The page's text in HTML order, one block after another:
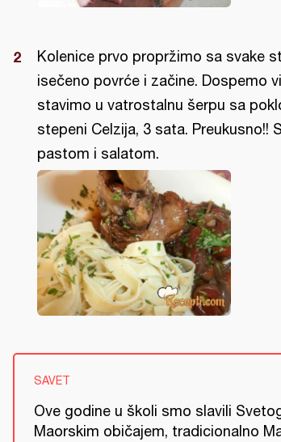
Kolenice prvo propržimo sa svake
isečeno povrće i začine. Dospemo
stavimo u vatrostalnu šerpu sa
stepeni Celzija, 3 sata. Preukusno!!
pastom i salatom.
SAVET
Ove godine u školi smo slavili
Maorskim običajem, tradicionalno